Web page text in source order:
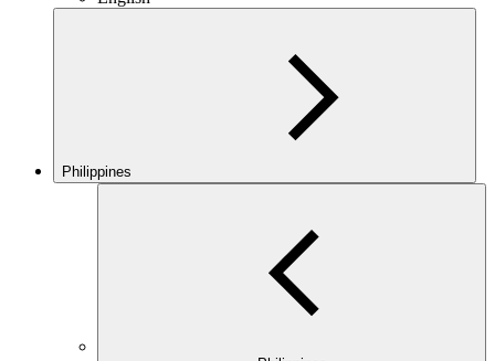
Philippines